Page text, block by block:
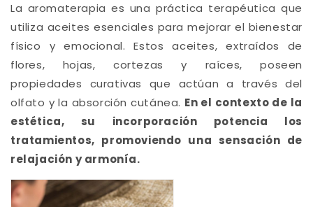
La aromaterapia es una práctica terapéutica que
utiliza aceites esenciales para mejorar el bienestar
físico y emocional. Estos aceites, extraídos de
flores, hojas, cortezas y raíces, poseen
propiedades curativas que actúan a través del
olfato y la absorción cutánea. En el contexto de la
estética, su incorporación potencia los
tratamientos, promoviendo una sensación de
relajación y armonía.